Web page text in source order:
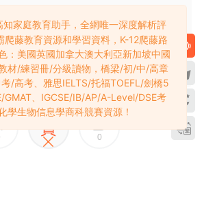
3360166@qq.com 删除處理。詳見權利
源，敬請購買注冊實體産品，獲得更好的
。
賞 0
家庭教育助手，全網唯一深度解析評
藤教育資源和學習資料，K-12爬藤路
：美國英國加拿大澳大利亞新加坡中國
材/練習冊/分級讀物，橋梁/初/中/高章
/高考、雅思IELTS/托福TOEFL/劍橋5
GMAT、IGCSE/IB/AP/A-Level/DSE考
學生物信息學商科競賽資源！